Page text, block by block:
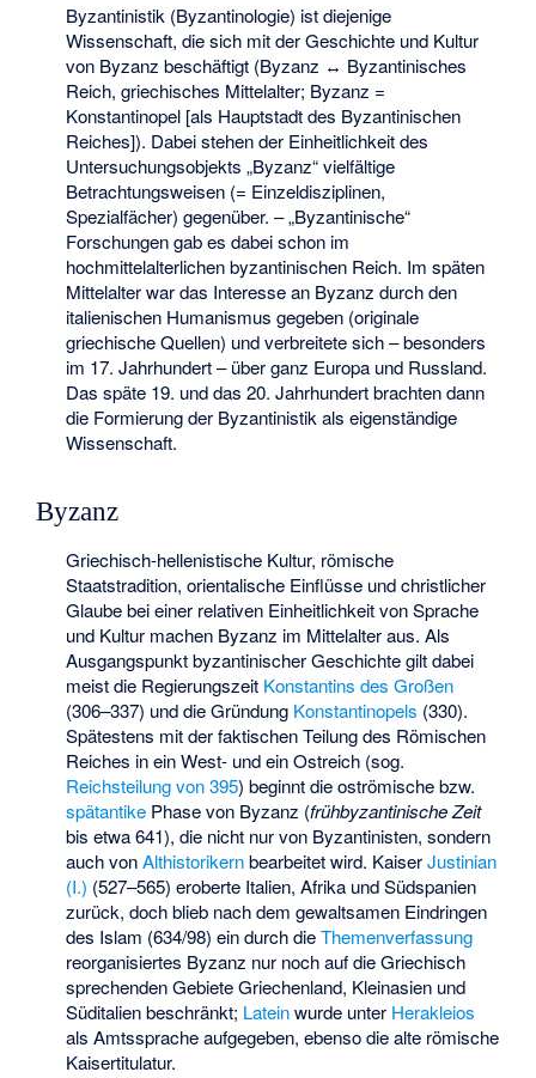
Byzantinistik (Byzantinologie) ist diejenige
Wissenschaft, die sich mit der Geschichte und Kultur
von Byzanz beschäftigt (Byzanz ↔ Byzantinisches
Reich, griechisches Mittelalter; Byzanz =
Konstantinopel [als Hauptstadt des Byzantinischen
Reiches]). Dabei stehen der Einheitlichkeit des
Untersuchungsobjekts „Byzanz“ vielfältige
Betrachtungsweisen (= Einzeldisziplinen,
Spezialfächer) gegenüber. – „Byzantinische“
Forschungen gab es dabei schon im
hochmittelalterlichen byzantinischen Reich. Im späten
Mittelalter war das Interesse an Byzanz durch den
italienischen Humanismus gegeben (originale
griechische Quellen) und verbreitete sich – besonders
im 17. Jahrhundert – über ganz Europa und Russland.
Das späte 19. und das 20. Jahrhundert brachten dann
die Formierung der Byzantinistik als eigenständige
Wissenschaft.
Byzanz
Griechisch-hellenistische Kultur, römische
Staatstradition, orientalische Einflüsse und christlicher
Glaube bei einer relativen Einheitlichkeit von Sprache
und Kultur machen Byzanz im Mittelalter aus. Als
Ausgangspunkt byzantinischer Geschichte gilt dabei
meist die Regierungszeit Konstantins des Großen
(306–337) und die Gründung Konstantinopels (330).
Spätestens mit der faktischen Teilung des Römischen
Reiches in ein West- und ein Ostreich (sog.
Reichsteilung von 395) beginnt die oströmische bzw.
spätantikePhase von Byzanz (frühbyzantinische Zeit
bis etwa 641), die nicht nur von Byzantinisten, sondern
auch vonAlthistorikernbearbeitet wird. KaiserJustinian
(I.) (527–565) eroberte Italien, Afrika und Südspanien
zurück, doch blieb nach dem gewaltsamen Eindringen
des Islam (634/98) ein durch dieThemenverfassung
reorganisiertes Byzanz nur noch auf die Griechisch
sprechenden Gebiete Griechenland, Kleinasien und
Süditalien beschränkt; Lateinwurde unter Herakleios
als Amtssprache aufgegeben, ebenso die alte römische
Kaisertitulatur.